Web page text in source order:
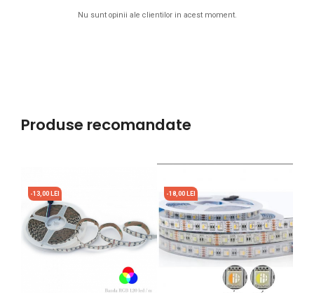
Nu sunt opinii ale clientilor in acest moment.
Produse recomandate
-13,00 LEI -18,00 LEI